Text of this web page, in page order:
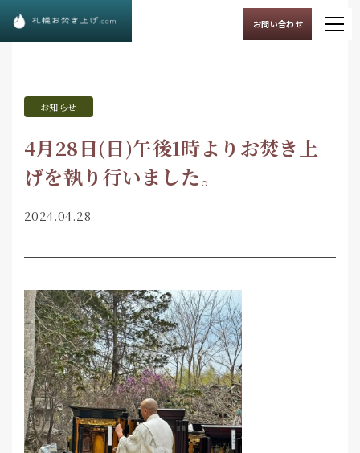
お問い合わせ
お知らせ
4月28日(日)午後1時よりお焚き上
げを執り行いました。
2024.04.28